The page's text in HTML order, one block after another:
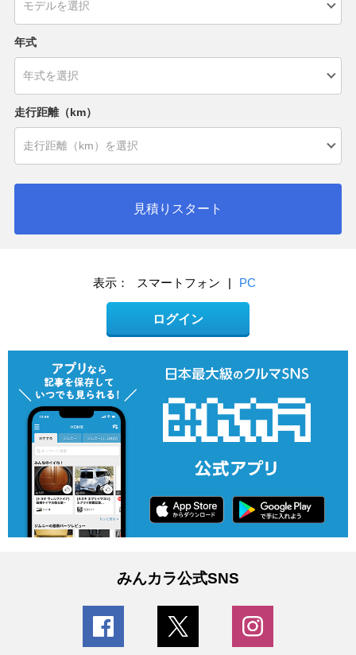
年式
走行距離（km）
見積りスタート
表示： スマートフォン | PC
ログイン
みんカラ公式SNS